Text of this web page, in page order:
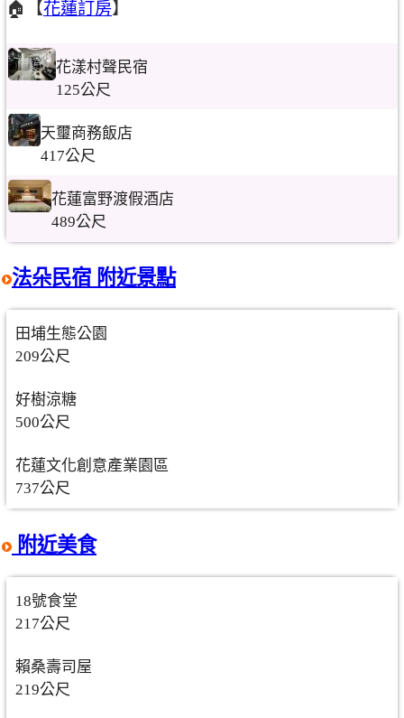
🏠【花蓮訂房】
花漾村聲民宿
125公尺
天璽商務飯店
417公尺
花蓮富野渡假酒店
489公尺
法朵民宿 附近景點
田埔生態公園
209公尺
好樹涼糖
500公尺
花蓮文化創意產業園區
737公尺
附近美食
18號食堂
217公尺
賴桑壽司屋
219公尺